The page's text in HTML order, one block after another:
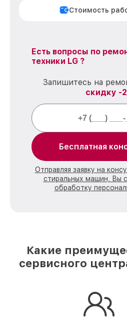
Стоимость
Есть вопросы по
техники LG ?
Запишитесь на
скидку -
Бесплатная
Отправляя заявку на
стиральных машин, Вы
обработку
Какие
сервисного